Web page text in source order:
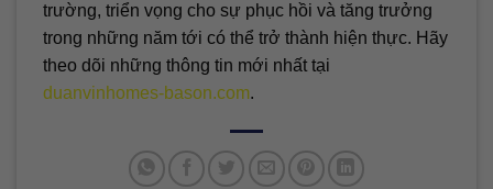
trường, triển vọng cho sự phục hồi và tăng trưởng
trong những năm tới có thể trở thành hiện thực. Hãy
theo dõi những thông tin mới nhất tại
duanvinhomes-bason.com.